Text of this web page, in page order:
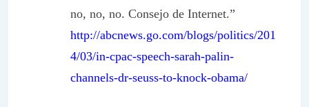
no, no, no. Consejo de Internet.”
http://abcnews.go.com/blogs/politics/201
4/03/in-cpac-speech-sarah-palin-
channels-dr-seuss-to-knock-obama/